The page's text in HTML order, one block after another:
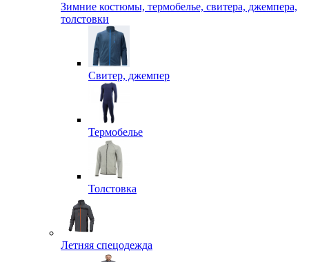
Зимние костюмы, термобелье, свитера, джемпера,
толстовки
Свитер, джемпер
Термобелье
Толстовка
Летняя спецодежда